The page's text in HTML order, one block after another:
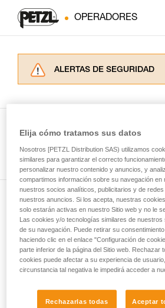
OPERADORES
ALERTAS DE SEGURIDAD
Dominar estas técnicas
y un entrenamiento
través de un profesional su
ejecutar estas técnicas, solo
seguridad, antes de
autónoma.
Damos ejemplos de
su actividad. Pueden existir
describimos aquí.
Ver todas las
Suscríbase al boletín
y mantente conectado con nuestras noticias
Email *
Elija cómo tratamos sus datos
Nosotros [PETZL Distribution SAS) utilizamos
similares para garantizar el correcto
personalizar nuestro contenido y anuncios, y
compartimos información sobre su navegación en
nuestros socios analíticos, publicitarios y de
nuestros anuncios. Si los acepta, nuestras
solo estarán activas en nuestro Sitio web y no le
Las cookies y/o tecnologías similares de
de su navegación. Puede retirar su
haciendo clic en el enlace "Configuración de
parte inferior de la página del Sitio web. Rechazar
cookies puede afectar a su experiencia de
circunstancia tal negativa le impedirá acceder a
Rechazarlas todas Aceptar